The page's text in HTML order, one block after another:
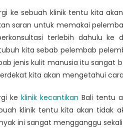
ke sebuah klinik tentu kita
saran untuk memakai
terlebih dahulu
kita sebab pelembab
jenis kulit manusia itu sangat
kita akan mengetahui
ke klinik kecantikan Bali tentu
klinik tentu kita akan tidak
ini sangat mengganggu